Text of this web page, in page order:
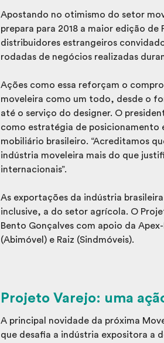
Apostando no otimismo do setor
prepara para 2018 a maior edição
distribuidores estrangeiros
rodadas de negócios realizadas
Ações como essa reforçam o
moveleira como um todo, desde o
até o serviço do designer. O
como estratégia de posicionamento
mobiliário brasileiro. “Acreditamos
indústria moveleira mais do que
internacionais”.
As exportações da indústria
inclusive, a do setor agrícola. O
Bento Gonçalves com apoio da
(Abimóvel) e Raiz (Sindmóveis).
Projeto Varejo: uma
A principal novidade da próxima
que desafia a indústria expositora a